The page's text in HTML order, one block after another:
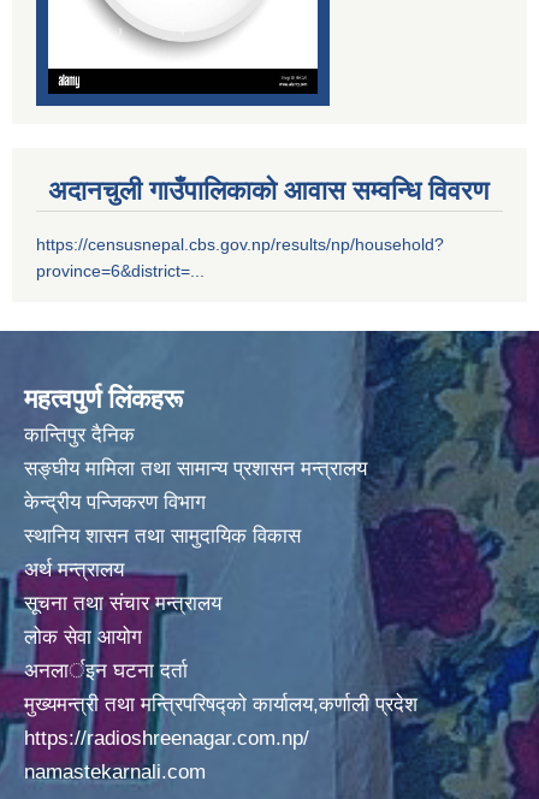
अदानचुली गाउँपालिकाको आवास सम्वन्धि विवरण
https://censusnepal.cbs.gov.np/results/np/household?
province=6&district=...
महत्वपुर्ण लिंकहरू
कान्तिपुर दैनिक
सङ्घीय मामिला तथा सामान्य प्रशासन मन्त्रालय
केन्द्रीय पन्जिकरण विभाग
स्थानिय शासन तथा सामुदायिक विकास
अर्थ मन्त्रालय
सूचना तथा संचार मन्त्रालय
लोक सेवा आयोग
अनलार्इन घटना दर्ता
मुख्यमन्त्री तथा मन्त्रिपरिषद्को कार्यालय,कर्णाली प्रदेश
https://radioshreenagar.com.np/
namastekarnali.com